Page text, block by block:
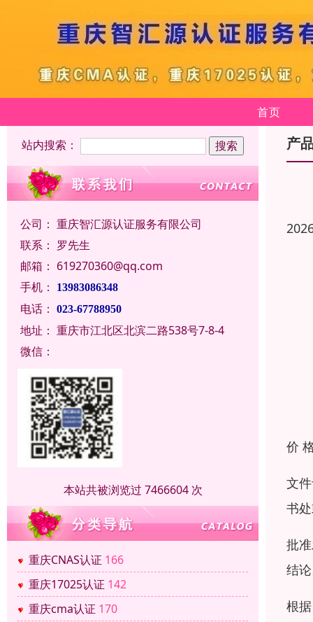
首页
站内搜索：
公司： 重庆智汇源认证服务有限公司
联系： 罗先生
邮箱： 619270360@qq.com
手机：
13983086348
电话： 023-67788950
地址： 重庆市江北区北滨二路538号7-8-4
微信：
本站共被浏览过 7466604 次
重庆CNAS认证 166
重庆17025认证 142
重庆cma认证 170
产
价
文
书
批
结
根